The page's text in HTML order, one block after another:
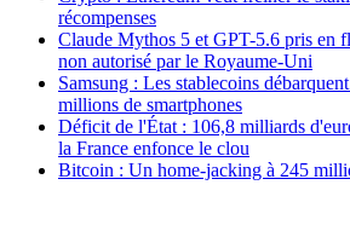
récompenses
Claude Mythos 5 et GPT-5.6 pris en
non autorisé par le Royaume-Uni
Samsung : Les stablecoins
millions de smartphones
Déficit de l'État : 106,8 milliards
la France enfonce le clou
Bitcoin : Un home-jacking à 245